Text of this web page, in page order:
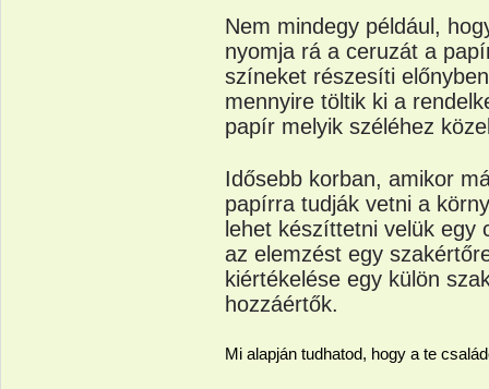
Nem mindegy például,
nyomja rá a ceruzát a
színeket részesíti
mennyire töltik ki a
papír melyik széléhez
Idősebb korban, amikor
papírra tudják vetni a
lehet készíttetni velük egy
az elemzést egy
kiértékelése egy külön
hozzáértők.
Mi alapján tudhatod, hogy a te